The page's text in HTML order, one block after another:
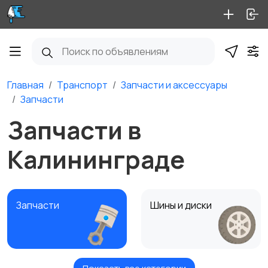
Главная Транспорт
Запчасти и аксессуары
Запчасти
Запчасти в
Калининграде
Запчасти Шины и диски